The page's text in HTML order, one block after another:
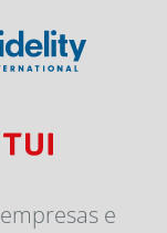
e